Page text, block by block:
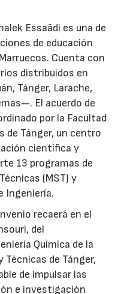
Essaâdi es una de
de educación
Cuenta con
distribuidos en
Tánger, Larache,
El acuerdo de
por la Facultad
de Tánger, un centro
científica y
13 programas de
(MST) y
Ingeniería.
recaerá en el
del
Química de la
Técnicas de Tánger,
de impulsar las
e investigación